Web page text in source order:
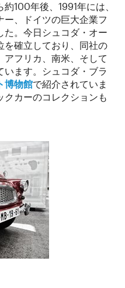
100年後、1991年には、
ー、ドイツの巨大企業フ
た。今日シュコダ・オー
を確立しており、同社の
フリカ、南米、そして
います。シュコダ・ブラ
博物館で紹介されていま
カーのコレクションも